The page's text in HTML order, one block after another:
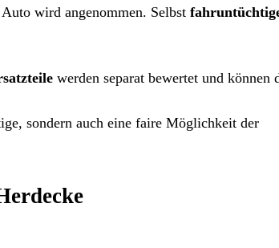
wird angenommen. Selbst
werden separat bewertet und können
sondern auch eine faire Möglichkeit der